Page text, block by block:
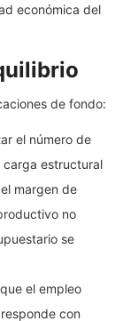
económica del
de fondo:
el número de
carga estructural
margen de
no
se
el empleo
con